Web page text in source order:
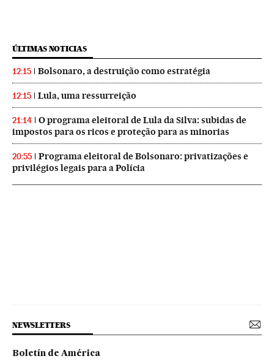
ÚLTIMAS NOTICIAS
12:15 Bolsonaro, a destruição como estratégia
12:15 Lula, uma ressurreição
21:14
O programa eleitoral de Lula da Silva: subidas de
impostos para os ricos e proteção para as minorias
20:55
Programa eleitoral de Bolsonaro: privatizações e
privilégios legais para a Polícia
NEWSLETTERS
Boletín de América